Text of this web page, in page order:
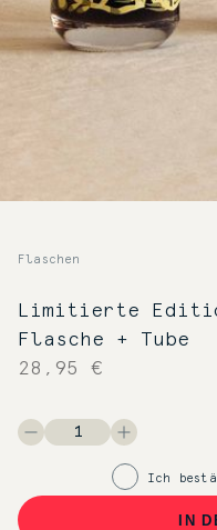
Flaschen
Limitierte
Flasche + Tube
28,95 €
Ich
IN